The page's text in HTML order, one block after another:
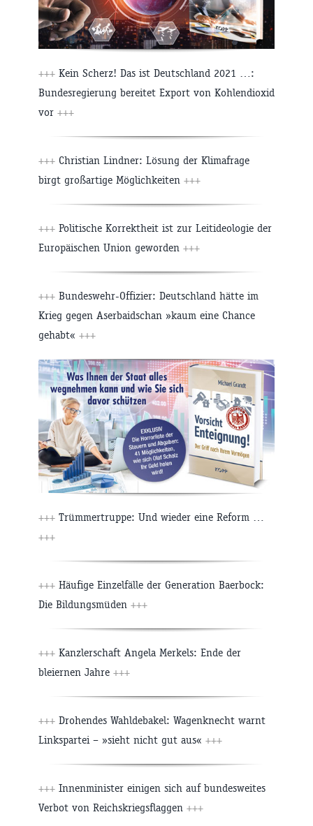
+++ Kein Scherz! Das ist Deutschland 2021 …:
Bundesregierung bereitet Export von Kohlendioxid
vor +++
+++ Christian Lindner: Lösung der Klimafrage
birgt großartige Möglichkeiten +++
+++ Politische Korrektheit ist zur Leitideologie der
Europäischen Union geworden +++
+++ Bundeswehr-Offizier: Deutschland hätte im
Krieg gegen Aserbaidschan »kaum eine Chance
gehabt« +++
+++ Trümmertruppe: Und wieder eine Reform …
+++
+++ Häufige Einzelfälle der Generation Baerbock:
Die Bildungsmüden +++
+++ Kanzlerschaft Angela Merkels: Ende der
bleiernen Jahre +++
+++ Drohendes Wahldebakel: Wagenknecht warnt
Linkspartei – »sieht nicht gut aus« +++
+++ Innenminister einigen sich auf bundesweites
Verbot von Reichskriegsflaggen +++